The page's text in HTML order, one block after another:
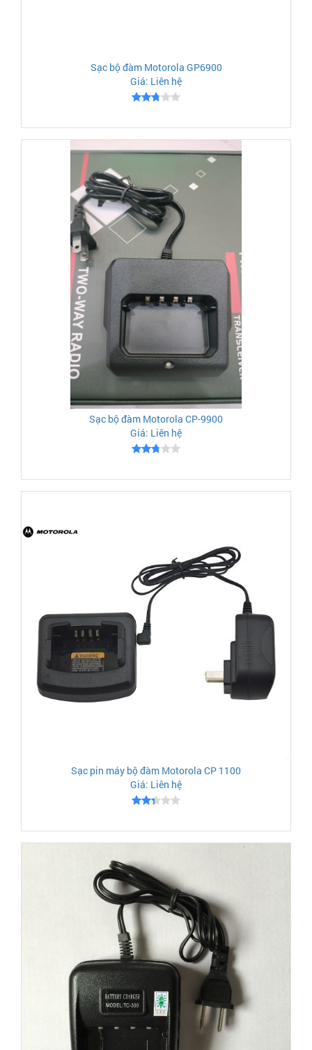
Sạc bộ đàm Motorola GP6900
Giá: Liên hệ
Sạc bộ đàm Motorola CP-9900
Giá: Liên hệ
Sạc pin máy bộ đàm Motorola CP 1100
Giá: Liên hệ